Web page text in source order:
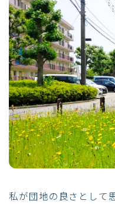
私が団地の良さとして